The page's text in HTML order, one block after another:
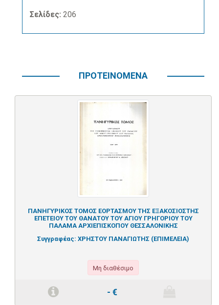
Σελίδες: 206
ΠΡΟΤΕΙΝΟΜΕΝΑ
ΠΑΝΗΓΥΡΙΚΟΣ ΤΟΜΟΣ ΕΟΡΤΑΣΜΟΥ ΤΗΣ ΕΞΑΚΟΣΙΟΣΤΗΣ
ΕΠΕΤΕΙΟΥ ΤΟΥ ΘΑΝΑΤΟΥ ΤΟΥ ΑΓΙΟΥ ΓΡΗΓΟΡΙΟΥ ΤΟΥ
ΠΑΛΑΜΑ ΑΡΧΙΕΠΙΣΚΟΠΟΥ ΘΕΣΣΑΛΟΝΙΚΗΣ
Συγγραφέας: ΧΡΗΣΤΟΥ ΠΑΝΑΓΙΩΤΗΣ (ΕΠΙΜΕΛΕΙΑ)
Μη διαθέσιμο
- €